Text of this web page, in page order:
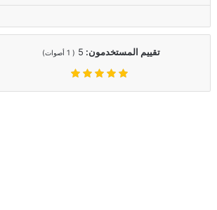
تقييم المستخدمون: 5
(
1 أصوات)